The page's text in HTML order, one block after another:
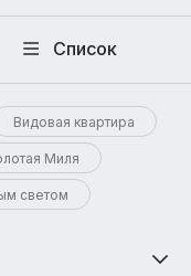
Видовая квартира
Миля
светом
Список